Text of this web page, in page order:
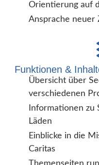
Orientierung auf
Ansprache neuer
Funktionen &
Übersicht über
verschiedenen
Informationen zu
Läden
Einblicke in die
Caritas